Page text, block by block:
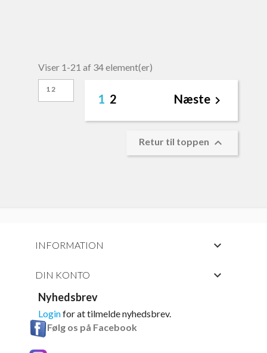
Viser 1-21 af 34 element(er)
12
1 2 Næste 
Retur til toppen 
INFORMATION 
DIN KONTO 
Nyhedsbrev
Loginfor at tilmelde nyhedsbrev.
Følg os på Facebook